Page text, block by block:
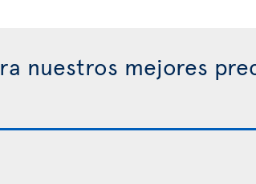
nuestros mejores